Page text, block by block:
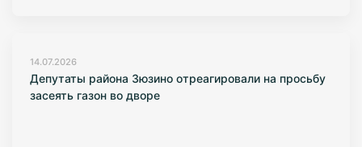
14.07.2026
Депутаты района Зюзино отреагировали на просьбу
засеять газон во дворе